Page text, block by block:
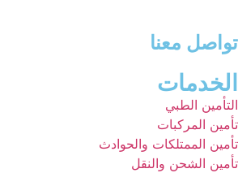
تواصل معنا
الخدمات
التأمين الطبي
تأمين المركبات
تأمين الممتلكات والحوادث
تأمين الشحن والنقل